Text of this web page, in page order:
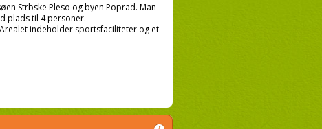
Strbske Pleso og byen Poprad. Man
plads til 4 personer.
indeholder sportsfaciliteter og et